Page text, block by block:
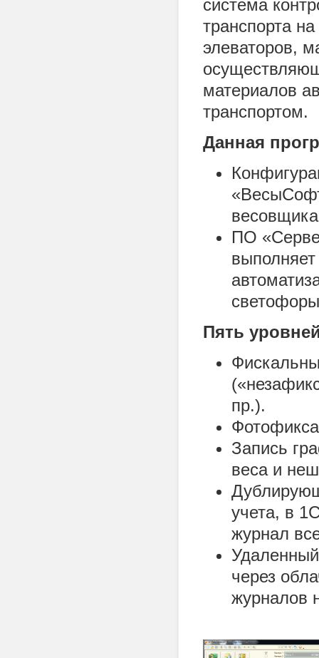
система
транспорта
элеваторов,
материалов
транспортом.
Данная
ПО
Пять
пр.).
Запись
веса и
учета, в
журнал
через
журналов